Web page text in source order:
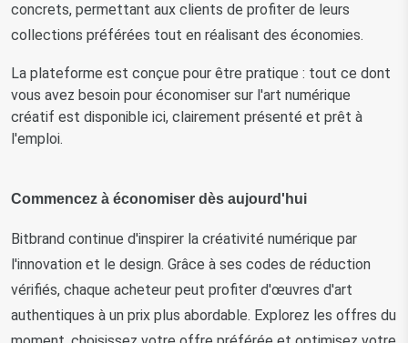
concrets, permettant aux clients de profiter de leurs
collections préférées tout en réalisant des économies.
La plateforme est conçue pour être pratique : tout ce dont
vous avez besoin pour économiser sur l'art numérique
créatif est disponible ici, clairement présenté et prêt à
l'emploi.
Commencez à économiser dès aujourd'hui
Bitbrand continue d'inspirer la créativité numérique par
l'innovation et le design. Grâce à ses codes de réduction
vérifiés, chaque acheteur peut profiter d'œuvres d'art
authentiques à un prix plus abordable. Explorez les offres du